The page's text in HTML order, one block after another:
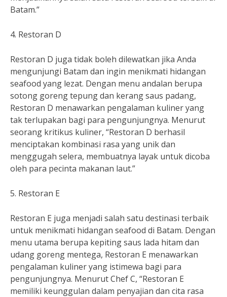
Batam.”
4. Restoran D
Restoran D juga tidak boleh dilewatkan jika Anda
mengunjungi Batam dan ingin menikmati hidangan
seafood yang lezat. Dengan menu andalan berupa
sotong goreng tepung dan kerang saus padang,
Restoran D menawarkan pengalaman kuliner yang
tak terlupakan bagi para pengunjungnya. Menurut
seorang kritikus kuliner, “Restoran D berhasil
menciptakan kombinasi rasa yang unik dan
menggugah selera, membuatnya layak untuk dicoba
oleh para pecinta makanan laut.”
5. Restoran E
Restoran E juga menjadi salah satu destinasi terbaik
untuk menikmati hidangan seafood di Batam. Dengan
menu utama berupa kepiting saus lada hitam dan
udang goreng mentega, Restoran E menawarkan
pengalaman kuliner yang istimewa bagi para
pengunjungnya. Menurut Chef C, “Restoran E
memiliki keunggulan dalam penyajian dan cita rasa